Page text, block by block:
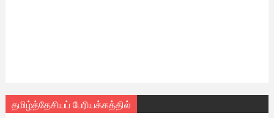
தமிழ்த்தேசியப் பேரியக்கத்தில்